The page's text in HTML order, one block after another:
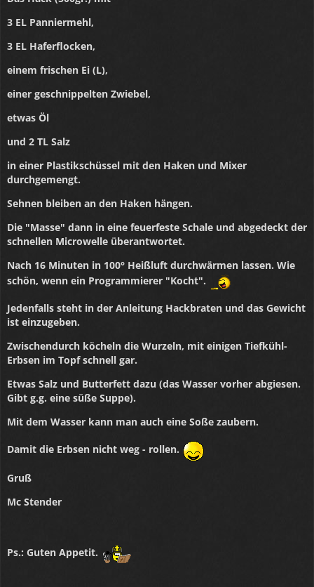
3 EL Panniermehl,
3 EL Haferflocken,
einem frischen Ei (L),
einer geschnippelten Zwiebel,
etwas Öl
und 2 TL Salz
in einer Plastikschüssel mit den Haken und Mixer
durchgemengt.
Sehnen bleiben an den Haken hängen.
Die "Masse" dann in eine feuerfeste Schale und abgedeckt der
schnellen Microwelle überantwortet.
Nach 16 Minuten in 100° Heißluft durchwärmen lassen. Wie
schön, wenn ein Programmierer "Kocht".
Jedenfalls steht in der Anleitung Hackbraten und das Gewicht
ist einzugeben.
Zwischendurch köcheln die Wurzeln, mit einigen Tiefkühl-
Erbsen im Topf schnell gar.
Etwas Salz und Butterfett dazu (das Wasser vorher abgiesen.
Gibt g.g. eine süße Suppe).
Mit dem Wasser kann man auch eine Soße zaubern.
Damit die Erbsen nicht weg - rollen.
Gruß
Mc Stender
Ps.: Guten Appetit.